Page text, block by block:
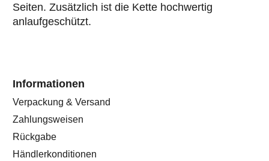
Seiten. Zusätzlich ist die Kette hochwertig
anlaufgeschützt.
Informationen
Verpackung & Versand
Zahlungsweisen
Rückgabe
Händlerkonditionen